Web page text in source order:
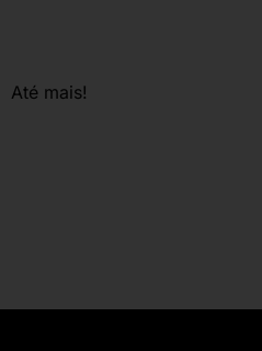
Até mais!